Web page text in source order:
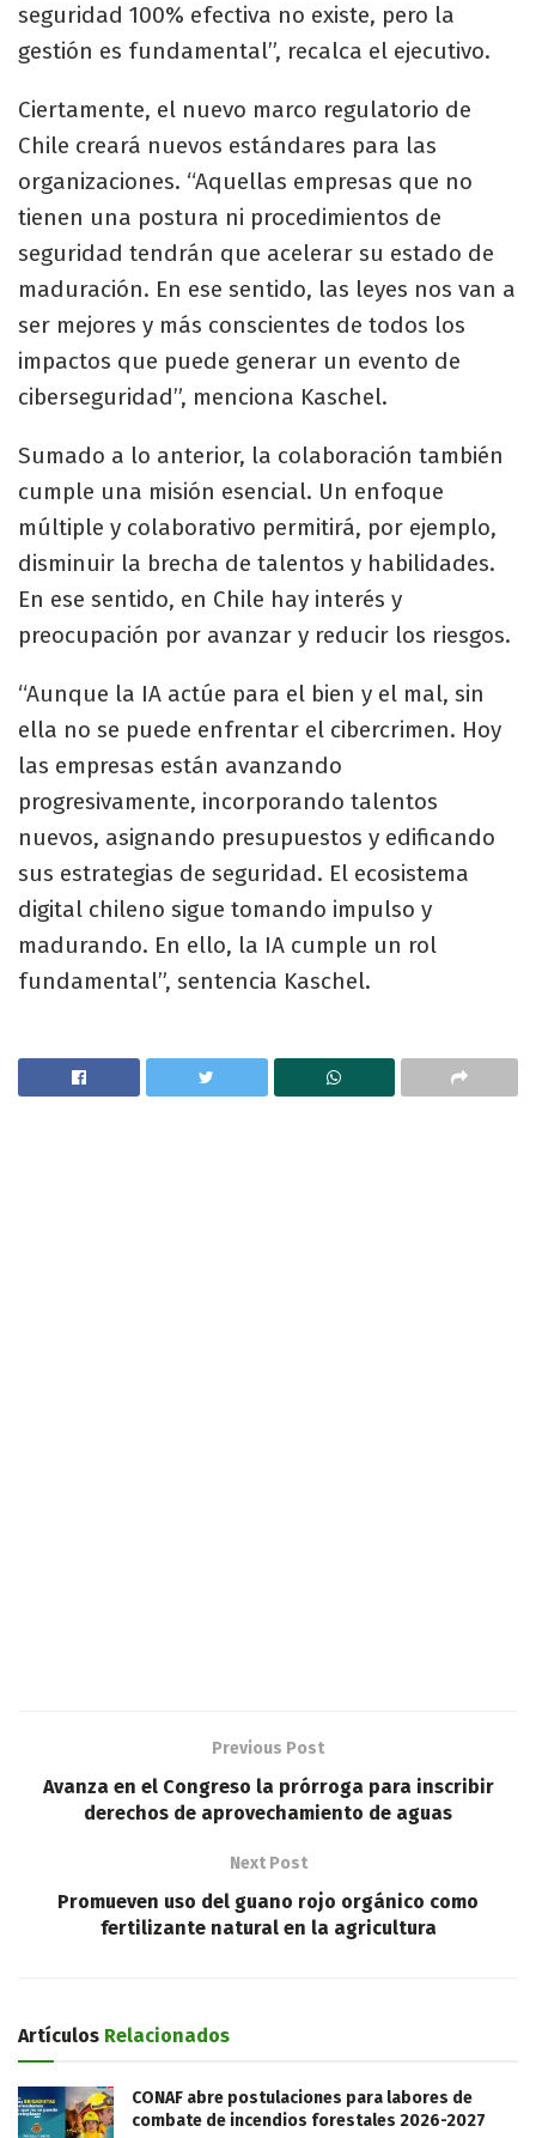
seguridad 100% efectiva no existe, pero la
gestión es fundamental”, recalca el ejecutivo.
Ciertamente, el nuevo marco regulatorio de
Chile creará nuevos estándares para las
organizaciones. “Aquellas empresas que no
tienen una postura ni procedimientos de
seguridad tendrán que acelerar su estado de
maduración. En ese sentido, las leyes nos van a
ser mejores y más conscientes de todos los
impactos que puede generar un evento de
ciberseguridad”, menciona Kaschel.
Sumado a lo anterior, la colaboración también
cumple una misión esencial. Un enfoque
múltiple y colaborativo permitirá, por ejemplo,
disminuir la brecha de talentos y habilidades.
En ese sentido, en Chile hay interés y
preocupación por avanzar y reducir los riesgos.
“Aunque la IA actúe para el bien y el mal, sin
ella no se puede enfrentar el cibercrimen. Hoy
las empresas están avanzando
progresivamente, incorporando talentos
nuevos, asignando presupuestos y edificando
sus estrategias de seguridad. El ecosistema
digital chileno sigue tomando impulso y
madurando. En ello, la IA cumple un rol
fundamental”, sentencia Kaschel.
Previous Post
Avanza en el Congreso la prórroga para inscribir
derechos de aprovechamiento de aguas
Next Post
Promueven uso del guano rojo orgánico como
fertilizante natural en la agricultura
Artículos Relacionados
CONAF abre postulaciones para labores de
combate de incendios forestales 2026-2027